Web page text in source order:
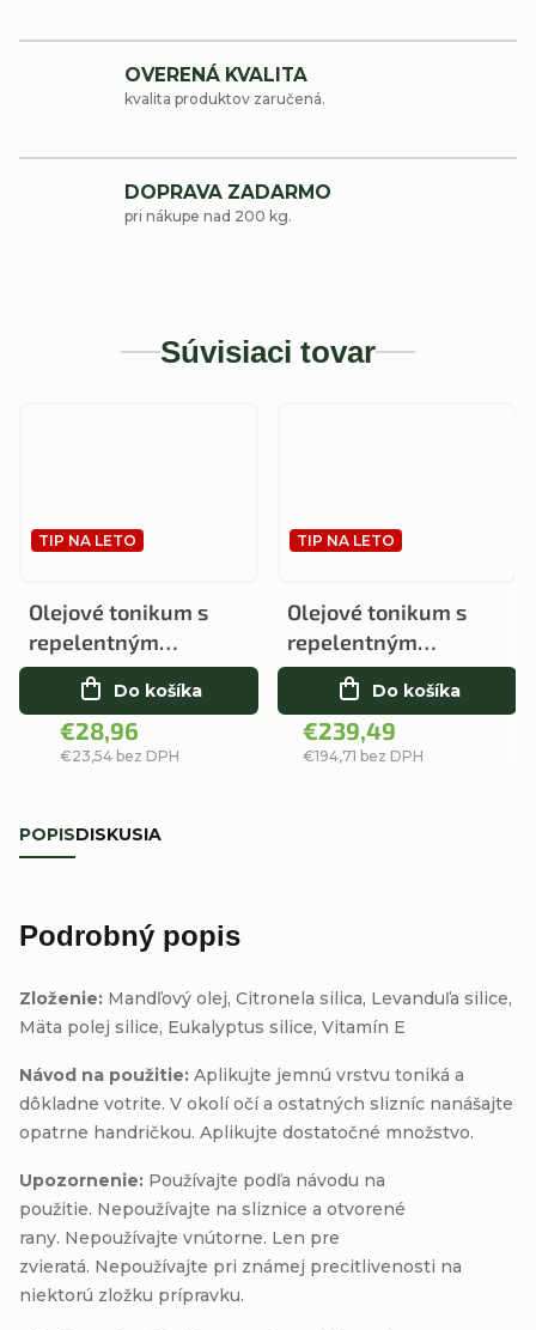
OVERENÁ KVALITA
kvalita produktov zaručená.
DOPRAVA ZADARMO
pri nákupe nad 200 kg.
Súvisiaci tovar
TIP NA LETO
Olejové tonikum s
repelentným
účinkom 500ml
€23,54 bez DPH
€28,96
Do košíka
TIP NA LETO
Olejové tonikum s
repelentným
účinkom 5000ml
€194,71 bez DPH
€239,49
Do košíka
POPISDISKUSIA
Podrobný popis
Zloženie: Mandľový olej, Citronela silica, Levanduľa silice,
Mäta polej silice, Eukalyptus silice, Vitamín E
Návod na použitie: Aplikujte jemnú vrstvu toniká a
dôkladne votrite. V okolí očí a ostatných slizníc nanášajte
opatrne handričkou. Aplikujte dostatočné množstvo.
Upozornenie: Používajte podľa návodu na
použitie. Nepoužívajte na sliznice a otvorené
rany. Nepoužívajte vnútorne. Len pre
zvieratá. Nepoužívajte pri známej precitlivenosti na
niektorú zložku prípravku.